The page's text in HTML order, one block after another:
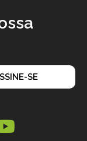
SE